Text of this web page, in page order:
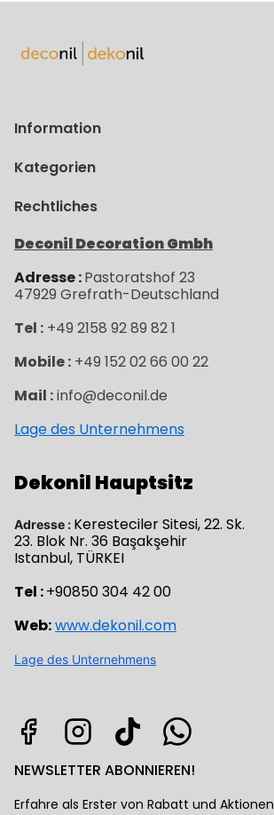
Information
Kategorien
Rechtliches
Deconil Decoration Gmbh
Adresse :Pastoratshof 23
47929 Grefrath-Deutschland
Tel : +49 2158 92 89 82 1
Mobile : +49 152 02 66 00 22
Mail :info@deconil.de
Lage des Unternehmens
Dekonil Hauptsitz
Adresse : Keresteciler Sitesi, 22. Sk.
23. Blok Nr. 36 Başakşehir
Istanbul, TÜRKEI
Tel :+90850 304 42 00
Web:www.dekonil.com
Lage des Unternehmens
NEWSLETTER ABONNIEREN!
Erfahre als Erster von Rabatt und Aktionen